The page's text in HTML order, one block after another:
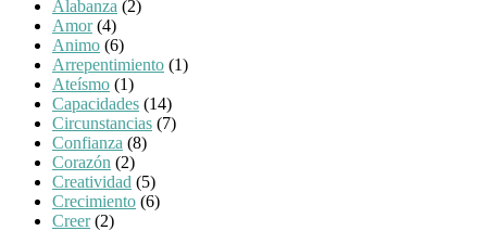
Alabanza (2)
Amor(4)
Animo (6)
Arrepentimiento (1)
Ateísmo (1)
Capacidades (14)
Circunstancias (7)
Confianza (8)
Corazón (2)
Creatividad (5)
Crecimiento (6)
Creer(2)